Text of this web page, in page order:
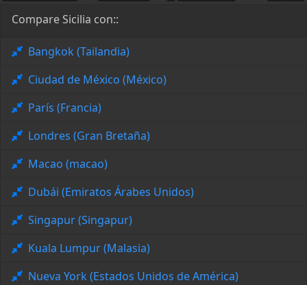
Compare Sicilia con::
Bangkok (Tailandia)
Ciudad de México (México)
París (Francia)
Londres (Gran Bretaña)
Macao (macao)
Dubái (Emiratos Árabes Unidos)
Singapur (Singapur)
Kuala Lumpur (Malasia)
Nueva York (Estados Unidos de América)